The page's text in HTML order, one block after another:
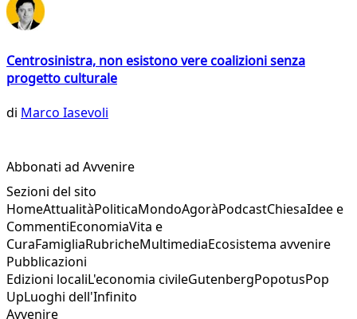
Centrosinistra, non esistono vere coalizioni senza
progetto culturale
di Marco Iasevoli
Abbonati ad Avvenire
Sezioni del sito
HomeAttualitàPoliticaMondoAgoràPodcastChiesaIdee e
CommentiEconomiaVita e
CuraFamigliaRubricheMultimediaEcosistema avvenire
Pubblicazioni
Edizioni localiL'economia civileGutenbergPopotusPop
UpLuoghi dell'Infinito
Avvenire